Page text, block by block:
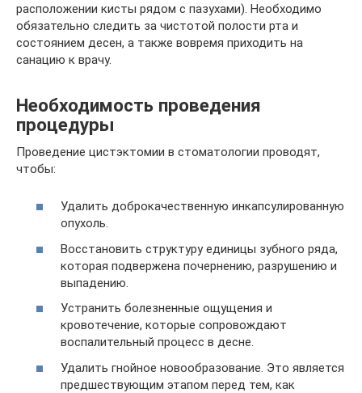
расположении кисты рядом с пазухами). Необходимо
обязательно следить за чистотой полости рта и
состоянием десен, а также вовремя приходить на
санацию к врачу.
Необходимость проведения
процедуры
Проведение цистэктомии в стоматологии проводят,
чтобы:
Удалить доброкачественную инкапсулированную
опухоль.
Восстановить структуру единицы зубного ряда,
которая подвержена почернению, разрушению и
выпадению.
Устранить болезненные ощущения и
кровотечение, которые сопровождают
воспалительный процесс в десне.
Удалить гнойное новообразование. Это является
предшествующим этапом перед тем, как